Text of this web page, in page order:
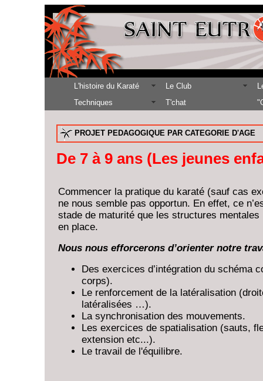
L'histoire du Karaté Le Club
Techniques
T'chat
PROJET PEDAGOGIQUE PAR CATEGORIE D'AGE
De 7 à 9 ans (Les jeunes
Commencer la pratique du karaté (sauf cas
ne nous semble pas opportun. En effet, ce
stade de maturité que les structures
en place.
Nous nous efforcerons d’orienter notre
Des exercices d’intégration du schéma
corps).
Le renforcement de la latéralisation
latéralisées …).
La synchronisation des mouvements.
Les exercices de spatialisation (sauts,
extension etc...).
Le travail de l'équilibre.